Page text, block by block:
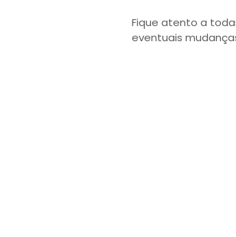
Fique atento a
eventuais